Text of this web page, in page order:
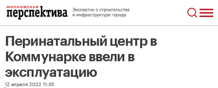
Перинатальный центр в
Коммунарке ввели в
эксплуатацию
12 апреля 2022 11:35